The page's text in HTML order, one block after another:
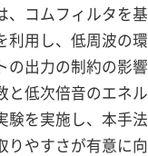
、コムフィルタを
利用し、低周波の
の出力の制約の影
と低次倍音のエネ
験を実施し、本手
りやすさが有意に